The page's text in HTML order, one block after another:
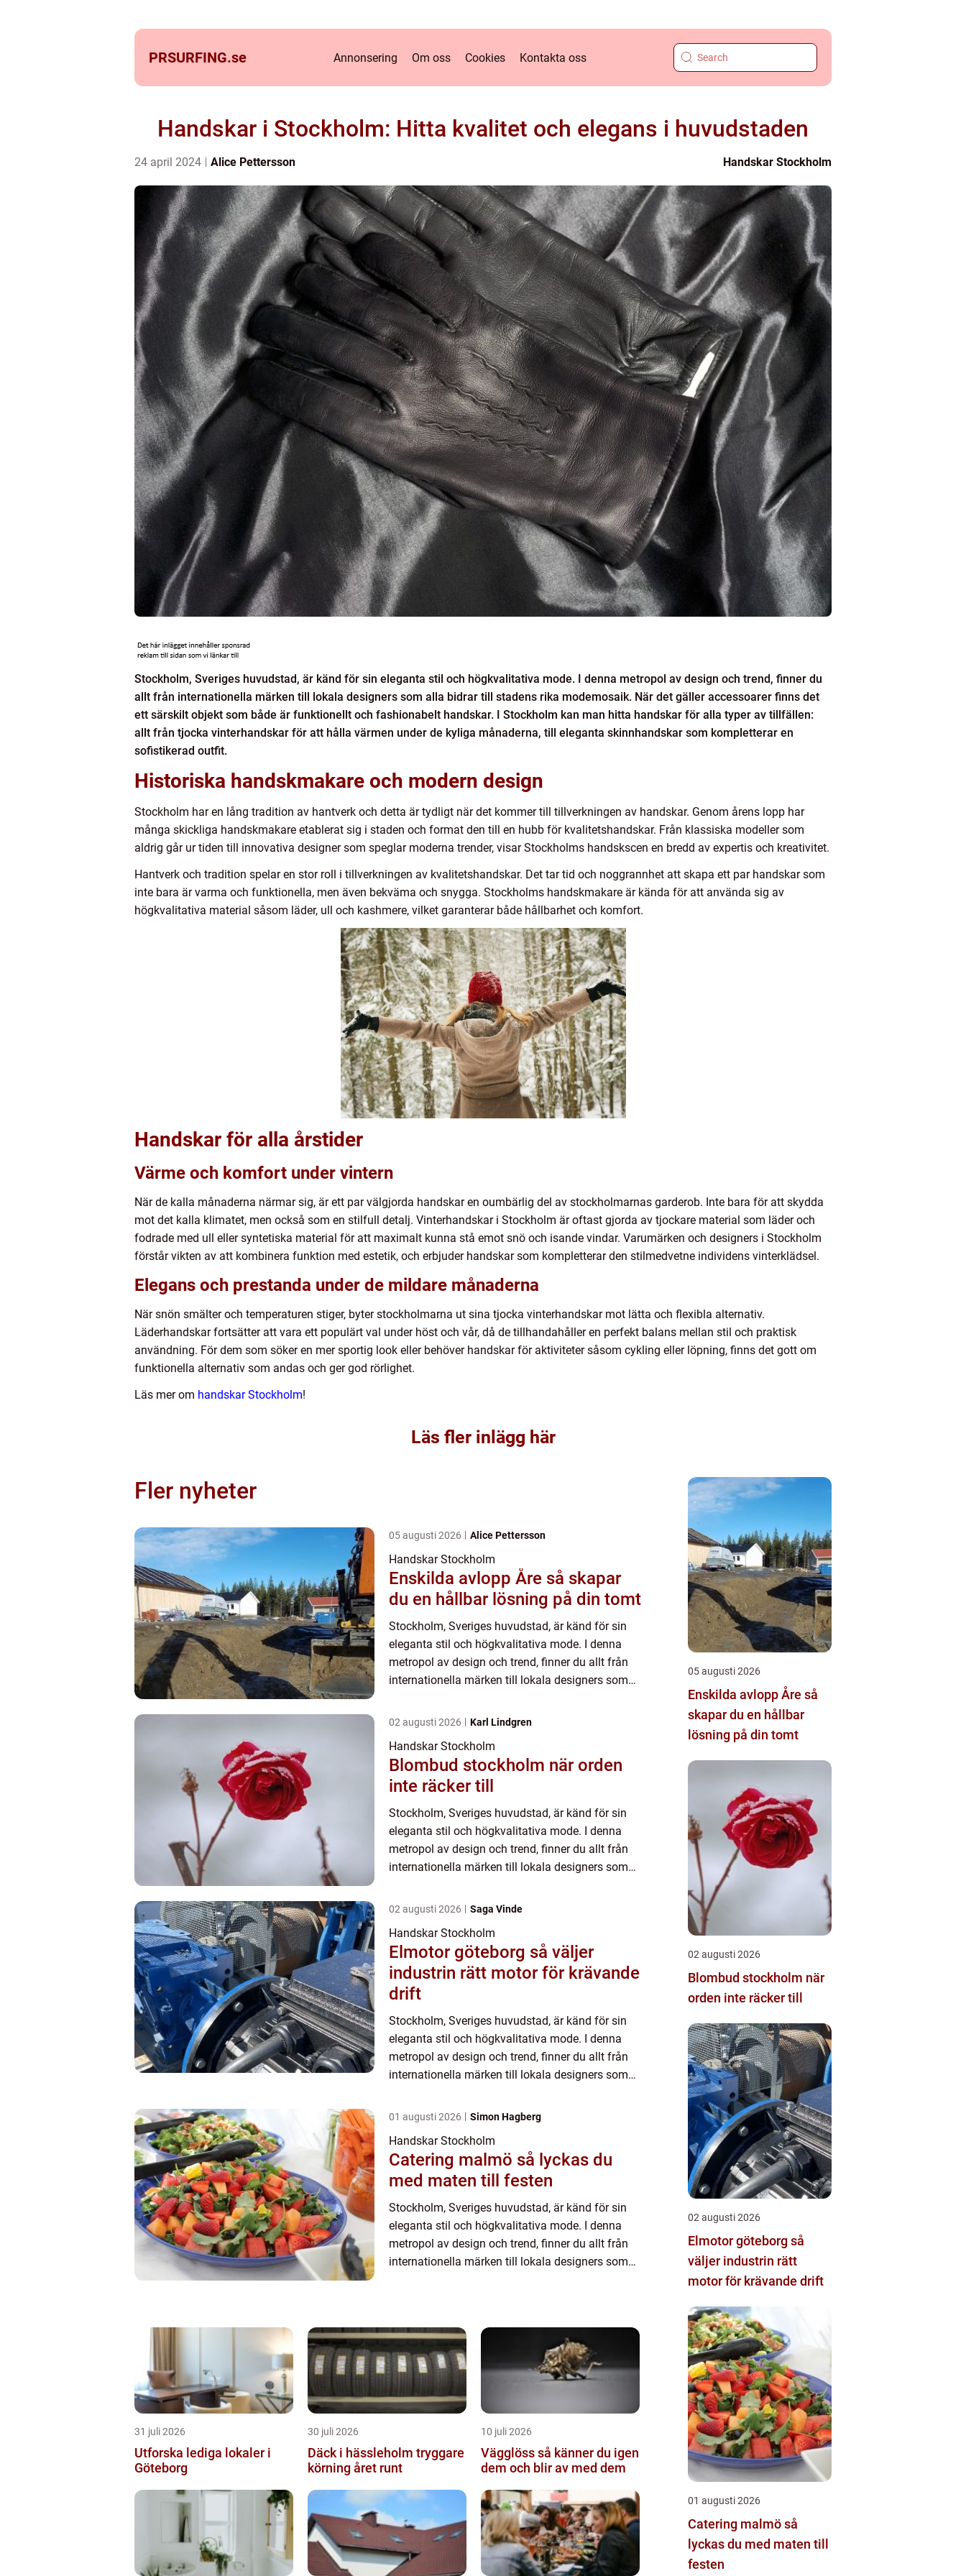
PRSURFING.se Annonsering Om oss Cookies Kontakta oss
Handskar i Stockholm: Hitta kvalitet och elegans i huvudstaden
24 april 2024 Alice Pettersson Handskar Stockholm
Stockholm, Sveriges huvudstad, är känd för sin eleganta stil och högkvalitativa mode. I denna metropol av design och trend, finner du
allt från internationella märken till lokala designers som alla bidrar till stadens rika modemosaik. När det gäller accessoarer finns det
ett särskilt objekt som både är funktionellt och fashionabelt handskar. I Stockholm kan man hitta handskar för alla typer av tillfällen:
allt från tjocka vinterhandskar för att hålla värmen under de kyliga månaderna, till eleganta skinnhandskar som kompletterar en
sofistikerad outfit.
Historiska handskmakare och modern design
Stockholm har en lång tradition av hantverk och detta är tydligt när det kommer till tillverkningen av handskar. Genom årens lopp har
många skickliga handskmakare etablerat sig i staden och format den till en hubb för kvalitetshandskar. Från klassiska modeller som
aldrig går ur tiden till innovativa designer som speglar moderna trender, visar Stockholms handskscen en bredd av expertis och kreativitet.
Hantverk och tradition spelar en stor roll i tillverkningen av kvalitetshandskar. Det tar tid och noggrannhet att skapa ett par handskar som
inte bara är varma och funktionella, men även bekväma och snygga. Stockholms handskmakare är kända för att använda sig av
högkvalitativa material såsom läder, ull och kashmere, vilket garanterar både hållbarhet och komfort.
Handskar för alla årstider
Värme och komfort under vintern
När de kalla månaderna närmar sig, är ett par välgjorda handskar en oumbärlig del av stockholmarnas garderob. Inte bara för att skydda
mot det kalla klimatet, men också som en stilfull detalj. Vinterhandskar i Stockholm är oftast gjorda av tjockare material som läder och
fodrade med ull eller syntetiska material för att maximalt kunna stå emot snö och isande vindar. Varumärken och designers i Stockholm
förstår vikten av att kombinera funktion med estetik, och erbjuder handskar som kompletterar den stilmedvetne individens vinterklädsel.
Elegans och prestanda under de mildare månaderna
När snön smälter och temperaturen stiger, byter stockholmarna ut sina tjocka vinterhandskar mot lätta och flexibla alternativ.
Läderhandskar fortsätter att vara ett populärt val under höst och vår, då de tillhandahåller en perfekt balans mellan stil och praktisk
användning. För dem som söker en mer sportig look eller behöver handskar för aktiviteter såsom cykling eller löpning, finns det gott om
funktionella alternativ som andas och ger god rörlighet.
Läs mer om handskar Stockholm!
Läs fler inlägg här
Fler nyheter
05 augusti 2026 Alice Pettersson
Handskar Stockholm
Enskilda avlopp Åre så skapar
du en hållbar lösning på din tomt
Stockholm, Sveriges huvudstad, är känd för sin
eleganta stil och högkvalitativa mode. I denna
metropol av design och trend, finner du allt från
internationella märken till lokala designers som
02 augusti 2026 Karl Lindgren
Handskar Stockholm
Blombud stockholm när orden
inte räcker till
Stockholm, Sveriges huvudstad, är känd för sin
eleganta stil och högkvalitativa mode. I denna
metropol av design och trend, finner du allt från
internationella märken till lokala designers som
02 augusti 2026 Saga Vinde
Handskar Stockholm
Elmotor göteborg så väljer
industrin rätt motor för krävande
drift
Stockholm, Sveriges huvudstad, är känd för sin
eleganta stil och högkvalitativa mode. I denna
metropol av design och trend, finner du allt från
internationella märken till lokala designers som
01 augusti 2026 Simon Hagberg
Handskar Stockholm
Catering malmö så lyckas du
med maten till festen
Stockholm, Sveriges huvudstad, är känd för sin
eleganta stil och högkvalitativa mode. I denna
metropol av design och trend, finner du allt från
internationella märken till lokala designers som
31 juli 2026
Utforska lediga lokaler i
Göteborg
30 juli 2026
Däck i hässleholm tryggare
körning året runt
10 juli 2026
Vägglöss så känner du igen
dem och blir av med dem
05 augusti 2026
Enskilda avlopp Åre så
skapar du en hållbar
lösning på din tomt
02 augusti 2026
Blombud stockholm när
orden inte räcker till
02 augusti 2026
Elmotor göteborg så
väljer industrin rätt
motor för krävande drift
01 augusti 2026
Catering malmö så
lyckas du med maten till
festen